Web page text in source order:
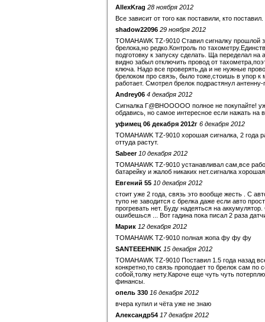
AllexKrag 28 ноября 2012
Все зависит от того как поставили, кто
shadow22096 29 ноября 2012
TOMAHAWK TZ-9010 Ставил сигналку прошлой
брелока,но редко.Контроль по
подготовку к запуску сделать. Ща переделал
видно забыл отключить провод от
ключа. Надо все проверять,да и не нужные
брелоком про связь, было тоже,стоишь в упор
работает. Смотрел брелок подрастянул
Andrey06 4 декабря 2012
Сигналка Г@ВНООООО полное не покупайте!
обдавись, но самое интересное если нажать на
уфимец 06 декабря 2012г 6 декабря 2012
TOMAHAWK TZ-9010 хорошая сигналка, 2 года
оттуда растут.
Sabeer 10 декабря 2012
TOMAHAWK TZ-9010 устанавливал сам,все
батарейку и жалоб никаких нет.сигналка хорошая
Евгений 55 10 декабря 2012
стоит уже 2 года, связь это вообще жесть . С
тупо не заводится с брелка даже если авто
прогревать нет. Буду надеяться на
ошибешься ... Вот гадина пока писал 2 раза
Марик 12 декабря 2012
TOMAHAWK TZ-9010 полная жопа фу фу фу
SANTEEEHNIK 15 декабря 2012
TOMAHAWK TZ-9010 Поставил 1.5 года назад
конкретно,то связь проподает то брелок сам
собой,толку нету.Кароче еще чуть чуть
финансы.
опель 330 16 декабря 2012
вчера купил и чёта уже не знаю
Александр54 17 декабря 2012